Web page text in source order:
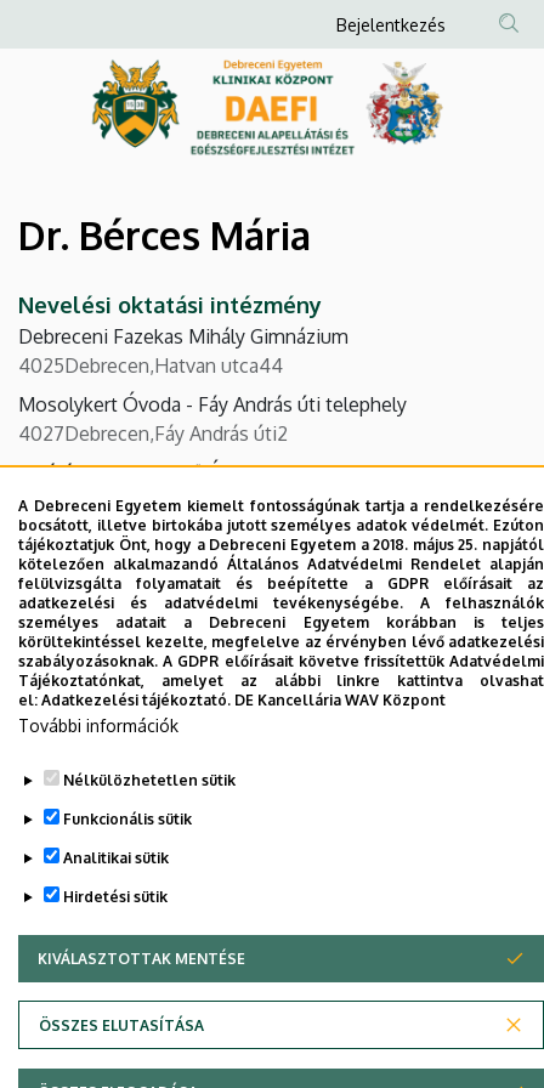
Bérces
Mária
Debreceni
és
Egészségfejlesztési
Intézet
a
Anonim
Felhasználói
fiók
menüje
Bejelentkezés
Dr. Bérces Mária
Nevelési oktatási intézmény
Debreceni Fazekas Mihály Gimnázium
4025Debrecen Hatvan utca44
Mosolykert Óvoda - Fáy András úti telephely
4027Debrecen Fáy András úti2
Alsójózsai Kerekerdő Óvoda
4225Debrecen Alsójózsai utca13
Legutóbbi frissítés: 2021. 09. 14. 11:11
A Debreceni Egyetem kiemelt fontosságúnak tartja a rendelkezésére
bocsátott, illetve birtokába jutott személyes adatok védelmét. Ezúton
tájékoztatjuk Önt, hogy a Debreceni Egyetem a 2018. május 25. napjától
kötelezően alkalmazandó Általános Adatvédelmi Rendelet alapján
felülvizsgálta folyamatait és beépítette a GDPR előírásait az
adatkezelési és adatvédelmi tevékenységébe. A felhasználók
személyes adatait a Debreceni Egyetem korábban is teljes
körültekintéssel kezelte, megfelelve az érvényben lévő adatkezelési
szabályozásoknak. A GDPR előírásait követve frissítettük Adatvédelmi
Tájékoztatónkat, amelyet az alábbi linkre kattintva olvashat
el: Adatkezelési tájékoztató. DE Kancellária WAV Központ
További információk
Nélkülözhetetlen sütik
Funkcionális sütik
Analitikai sütik
Hirdetési sütik
KIVÁLASZTOTTAK MENTÉSE
ÖSSZES ELUTASÍTÁSA
WITHDRAW CONSENT